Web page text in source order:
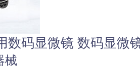
数码显微镜 数码显微
械